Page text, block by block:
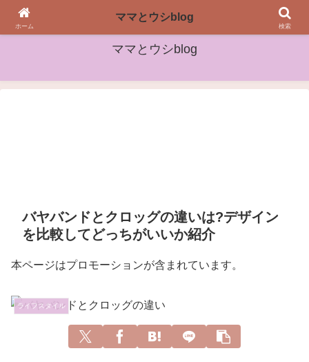
女性や子どもたちに役立つ情報をお届け
ママとウシblog
バヤバンドとクロッグの違いは?デザイン
を比較してどっちがいいか紹介
本ページはプロモーションが含まれています。
ライフスタイル
ホーム
ママとウシblog
検索